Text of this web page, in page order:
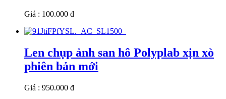
Giá : 100.000 đ
Len chụp ảnh san hô Polyplab xịn xò
phiên bản mới
Giá : 950.000 đ